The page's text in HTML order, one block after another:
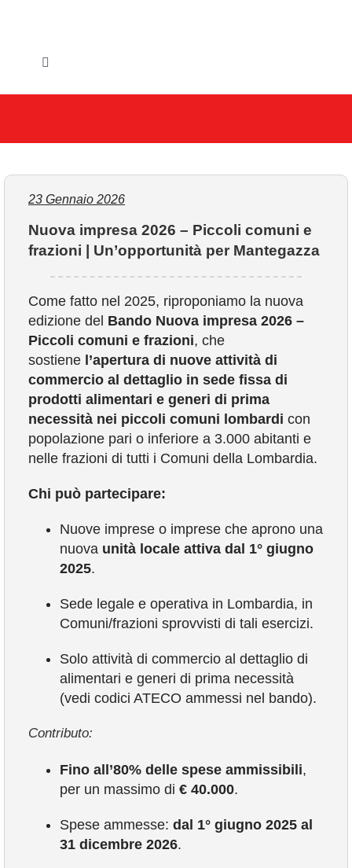
Toggle
IL COMUNE
SERVIZI E UTILITA’
AREE TEMATICHE
VIVERE VANZAGO
COMUNICAZIONE
23 Gennaio 2026
Nuova impresa 2026 – Piccoli comuni e
frazioni | Un’opportunità per Mantegazza
Come fatto nel 2025, riproponiamo la nuova
edizione del Bando Nuova impresa 2026 –
Piccoli comuni e frazioni, che
sostiene l’apertura di nuove attività di
commercio al dettaglio in sede fissa di
prodotti alimentari e generi di prima
necessità nei piccoli comuni lombardi con
popolazione pari o inferiore a 3.000 abitanti e
nelle frazioni di tutti i Comuni della Lombardia.
Chi può partecipare:
Nuove imprese o imprese che aprono una
nuova unità locale attiva dal 1° giugno
2025.
Sede legale e operativa in Lombardia, in
Comuni/frazioni sprovvisti di tali esercizi.
Solo attività di commercio al dettaglio di
alimentari e generi di prima necessità
(vedi codici ATECO ammessi nel bando).
Contributo:
Fino all’80% delle spese ammissibili,
per un massimo di € 40.000.
Spese ammesse: dal 1° giugno 2025 al
31 dicembre 2026.